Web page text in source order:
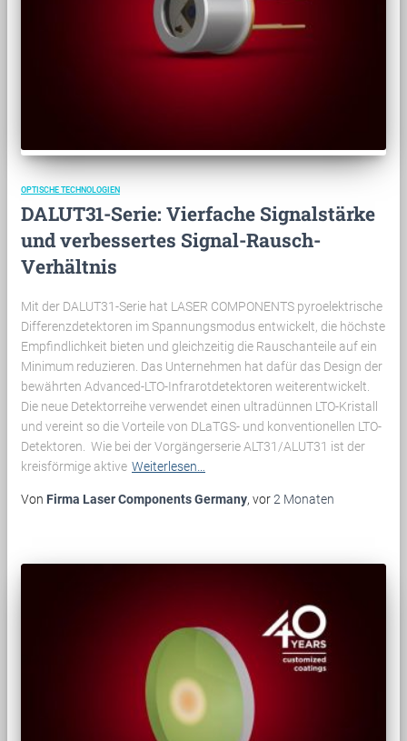
OPTISCHE TECHNOLOGIEN
DALUT31-Serie: Vierfache Signalstärke
und verbessertes Signal-Rausch-
Verhältnis
Mit der DALUT31-Serie hat LASER COMPONENTS pyroelektrische
Differenzdetektoren im Spannungsmodus entwickelt, die höchste
Empfindlichkeit bieten und gleichzeitig die Rauschanteile auf ein
Minimum reduzieren. Das Unternehmen hat dafür das Design der
bewährten Advanced-LTO-Infrarotdetektoren weiterentwickelt.
Die neue Detektorreihe verwendet einen ultradünnen LTO-Kristall
und vereint so die Vorteile von DLaTGS- und konventionellen LTO-
Detektoren. Wie bei der Vorgängerserie ALT31/ALUT31 ist der
kreisförmige aktive Weiterlesen…
Von Firma Laser Components Germany, vor2 Monaten